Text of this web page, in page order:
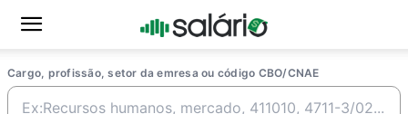
Cargo, profissão, setor da emresa ou código CBO/CNAE